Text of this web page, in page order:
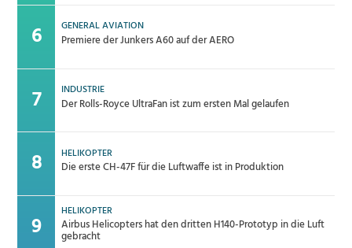
GENERAL AVIATION
Premiere der Junkers A60 auf der AERO
INDUSTRIE
Der Rolls-Royce UltraFan ist zum ersten Mal gelaufen
HELIKOPTER
Die erste CH-47F für die Luftwaffe ist in Produktion
HELIKOPTER
Airbus Helicopters hat den dritten H140-Prototyp in die Luft
gebracht